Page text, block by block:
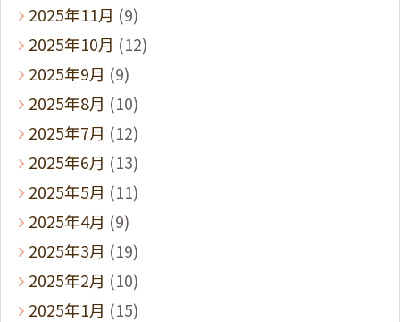
2025年11月 (9)
2025年10月 (12)
2025年9月 (9)
2025年8月 (10)
2025年7月 (12)
2025年6月 (13)
2025年5月 (11)
2025年4月 (9)
2025年3月 (19)
2025年2月 (10)
2025年1月 (15)